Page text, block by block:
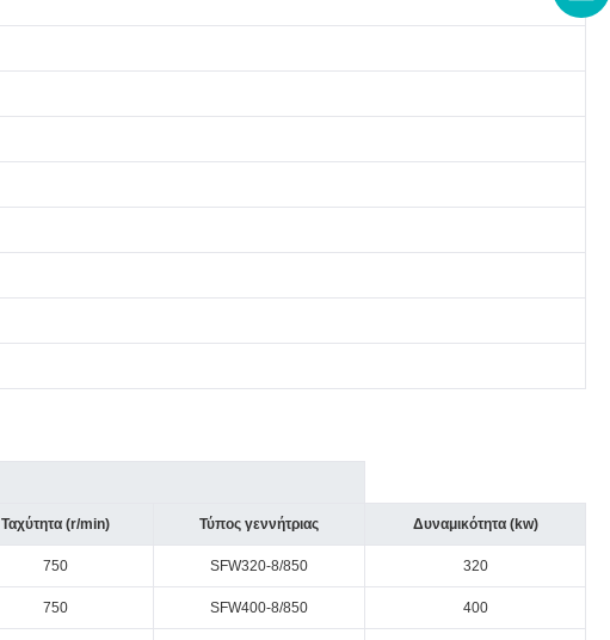
Ταχύτητα (r/min) Τύπος γεννήτριας Δυναμικότητα (kw)
750 SFW320-8/850 320
750 SFW400-8/850 400